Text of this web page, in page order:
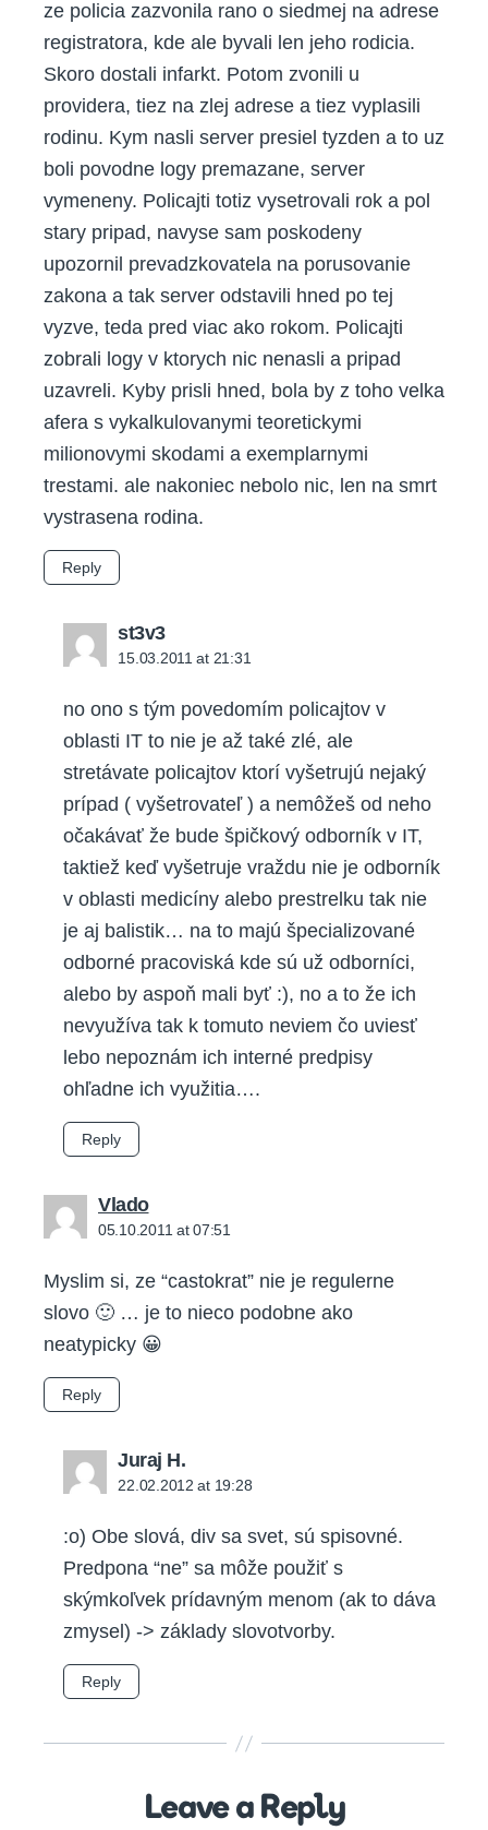
ze policia zazvonila rano o siedmej na adrese
registratora, kde ale byvali len jeho rodicia.
Skoro dostali infarkt. Potom zvonili u
providera, tiez na zlej adrese a tiez vyplasili
rodinu. Kym nasli server presiel tyzden a to uz
boli povodne logy premazane, server
vymeneny. Policajti totiz vysetrovali rok a pol
stary pripad, navyse sam poskodeny
upozornil prevadzkovatela na porusovanie
zakona a tak server odstavili hned po tej
vyzve, teda pred viac ako rokom. Policajti
zobrali logy v ktorych nic nenasli a pripad
uzavreli. Kyby prisli hned, bola by z toho velka
afera s vykalkulovanymi teoretickymi
milionovymi skodami a exemplarnymi
trestami. ale nakoniec nebolo nic, len na smrt
vystrasena rodina.
Reply
st3v3says:
15.03.2011 at 21:31
no ono s tým povedomím policajtov v
oblasti IT to nie je až také zlé, ale
stretávate policajtov ktorí vyšetrujú nejaký
prípad ( vyšetrovateľ ) a nemôžeš od neho
očakávať že bude špičkový odborník v IT,
taktiež keď vyšetruje vraždu nie je odborník
v oblasti medicíny alebo prestrelku tak nie
je aj balistik… na to majú špecializované
odborné pracoviská kde sú už odborníci,
alebo by aspoň mali byť :), no a to že ich
nevyužíva tak k tomuto neviem čo uviesť
lebo nepoznám ich interné predpisy
ohľadne ich využitia….
Reply
Vladosays:
05.10.2011 at 07:51
Myslim si, ze “castokrat” nie je regulerne
slovo 🙂 … je to nieco podobne ako
neatypicky 😀
Reply
Juraj H.says:
22.02.2012 at 19:28
:o) Obe slová, div sa svet, sú spisovné.
Predpona “ne” sa môže použiť s
skýmkoľvek prídavným menom (ak to dáva
zmysel) -> základy slovotvorby.
Reply
Leave a Reply